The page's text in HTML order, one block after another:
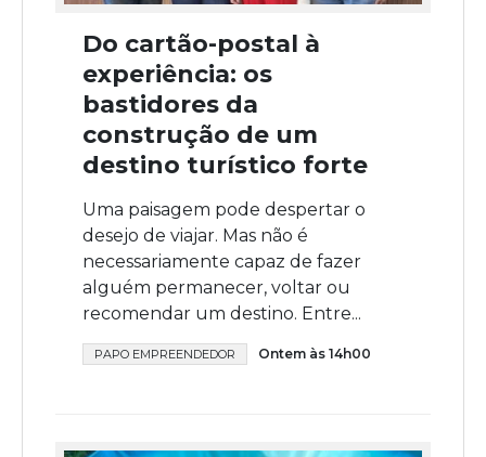
Do cartão-postal à
experiência: os
bastidores da
construção de um
destino turístico forte
Uma paisagem pode despertar o
desejo de viajar. Mas não é
necessariamente capaz de fazer
alguém permanecer, voltar ou
recomendar um destino. Entre...
PAPO EMPREENDEDOR Ontem às 14h00